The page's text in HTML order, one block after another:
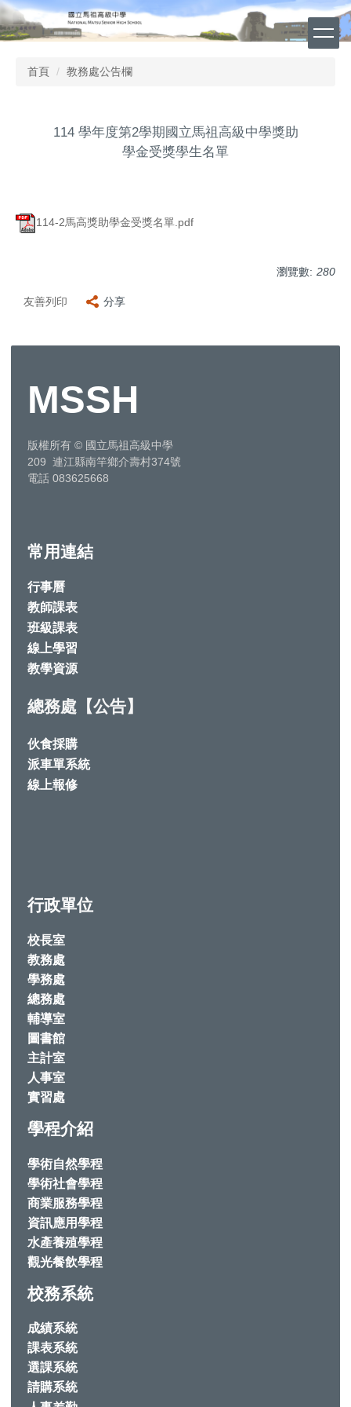
跳
到
主
首頁 教務處公告欄
114 學年度第2學期國立馬祖高級中學獎助
學金受獎學生名單
114-2馬高獎助學金受獎名單.pdf
瀏覽數: 280
友善列印 分享
MSSH
版權所有 © 國立馬祖高級中學
209 連江縣南竿鄉介壽村374號
電話 083625668
常用連結
行事曆
教師課表
班級課表
線上學習
教學資源
總務處【公告】
伙食採購
派車單系統
線上報修
行政單位
校長室
教務處
學務處
總務處
輔導室
圖書館
主計室
人事室
實習處
學程介紹
學術自然學程
學術社會學程
商業服務學程
資訊應用學程
水產養殖學程
觀光餐飲學程
校務系統
成績系統
課表系統
選課系統
請購系統